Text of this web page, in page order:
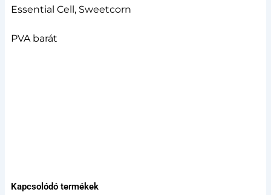
Essential Cell, Sweetcorn
PVA barát
Kapcsolódó termékek